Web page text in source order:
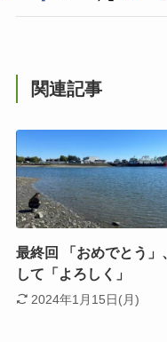
関連記事
最終回 「おめでとう」
して「よろしく」
2024年1月15日(月)